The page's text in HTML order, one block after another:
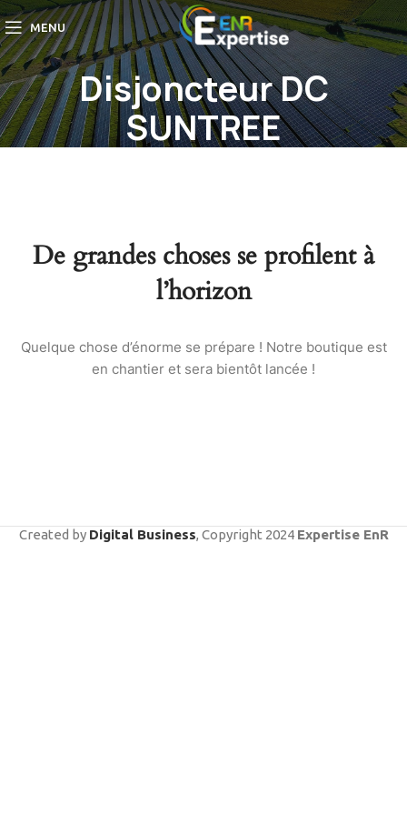
MENU
Disjoncteur DC
SUNTREE
De grandes choses se profilent à
l’horizon
Quelque chose d’énorme se prépare ! Notre boutique est
en chantier et sera bientôt lancée !
Created by Digital Business, Copyright 2024 Expertise EnR